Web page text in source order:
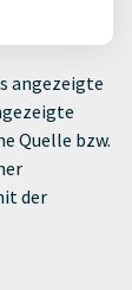
angezeigte
Quelle bzw.
der